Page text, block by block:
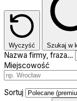
Wyczyść Szukaj w
Nazwa firmy, fraza…
Miejscowość
Sortuj